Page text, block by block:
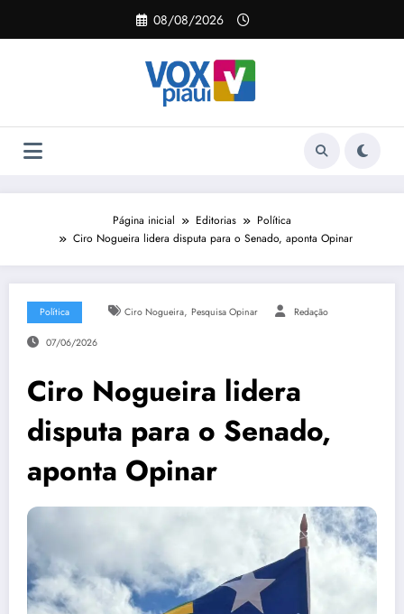
o
08/08/2026
Página inicial Editorias
Política
Ciro Nogueira lidera disputa para o Senado, aponta Opinar
Política Ciro Nogueira, Pesquisa Opinar Redação
07/06/2026
Ciro Nogueira lidera
disputa para o Senado,
aponta Opinar